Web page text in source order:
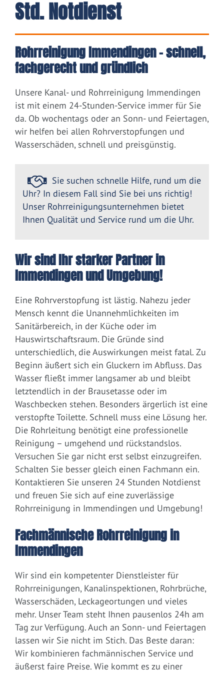
Std. Notdienst
Rohrreinigung Immendingen – schnell,
fachgerecht und gründlich
Unsere Kanal- und Rohrreinigung Immendingen
ist mit einem 24-Stunden-Service immer für Sie
da. Ob wochentags oder an Sonn- und Feiertagen,
wir helfen bei allen Rohrverstopfungen und
Wasserschäden, schnell und preisgünstig.
Sie suchen schnelle Hilfe, rund um die
Uhr? In diesem Fall sind Sie bei uns richtig!
Unser Rohrreinigungsunternehmen bietet
Ihnen Qualität und Service rund um die Uhr.
Wir sind Ihr starker Partner in
Immendingen und Umgebung!
Eine Rohrverstopfung ist lästig. Nahezu jeder
Mensch kennt die Unannehmlichkeiten im
Sanitärbereich, in der Küche oder im
Hauswirtschaftsraum. Die Gründe sind
unterschiedlich, die Auswirkungen meist fatal. Zu
Beginn äußert sich ein Gluckern im Abfluss. Das
Wasser fließt immer langsamer ab und bleibt
letztendlich in der Brausetasse oder im
Waschbecken stehen. Besonders ärgerlich ist eine
verstopfte Toilette. Schnell muss eine Lösung her.
Die Rohrleitung benötigt eine professionelle
Reinigung – umgehend und rückstandslos.
Versuchen Sie gar nicht erst selbst einzugreifen.
Schalten Sie besser gleich einen Fachmann ein.
Kontaktieren Sie unseren 24 Stunden Notdienst
und freuen Sie sich auf eine zuverlässige
Rohrreinigung in Immendingen und Umgebung!
Fachmännische Rohrreinigung in
Immendingen
Wir sind ein kompetenter Dienstleister für
Rohrreinigungen, Kanalinspektionen, Rohrbrüche,
Wasserschäden, Leckageortungen und vieles
mehr. Unser Team steht Ihnen pausenlos 24h am
Tag zur Verfügung. Auch an Sonn- und Feiertagen
lassen wir Sie nicht im Stich. Das Beste daran:
Wir kombinieren fachmännischen Service und
äußerst faire Preise. Wie kommt es zu einer